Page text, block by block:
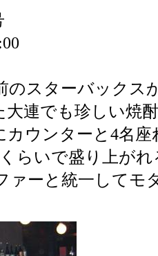
のスターバックス
大連でも珍しい焼
カウンターと4名
らいで盛り上が
ァーと統一してモ